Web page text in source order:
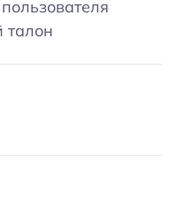
талон